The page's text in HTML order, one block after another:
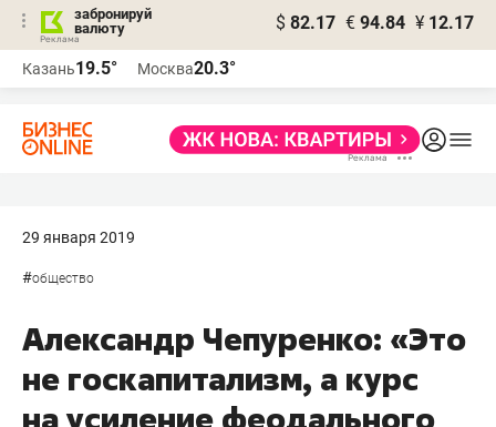
забронируй
валюту
$ 82.17 € 94.84 ¥ 12.17
Казань19.5° Москва20.3°
29 января 2019
#общество
Александр Чепуренко: «Это
не госкапитализм, а курс
на усиление феодального